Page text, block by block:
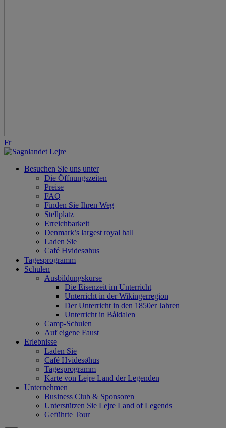
Fr
Besuchen Sie uns unter
Die Öffnungszeiten
Preise
FAQ
Finden Sie Ihren Weg
Stellplatz
Erreichbarkeit
Denmark’s largest royal hall
Laden Sie
Café Hvidesøhus
Tagesprogramm
Schulen
Ausbildungskurse
Die Eisenzeit im Unterricht
Unterricht in der Wikingerregion
Der Unterricht in den 1850er Jahren
Unterricht in Båldalen
Camp-Schulen
Auf eigene Faust
Erlebnisse
Laden Sie
Café Hvidesøhus
Tagesprogramm
Karte von Lejre Land der Legenden
Unternehmen
Business Club & Sponsoren
Unterstützen Sie Lejre Land of Legends
Geführte Tour